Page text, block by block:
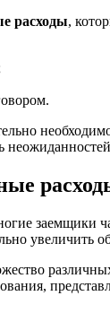
расходы,
заемщики
увеличить